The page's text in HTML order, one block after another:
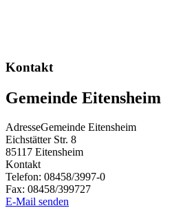
Kontakt
Gemeinde Eitensheim
AdresseGemeinde Eitensheim
Eichstätter Str. 8
85117 Eitensheim
Kontakt
Telefon: 08458/3997-0
Fax: 08458/399727
E-Mail senden